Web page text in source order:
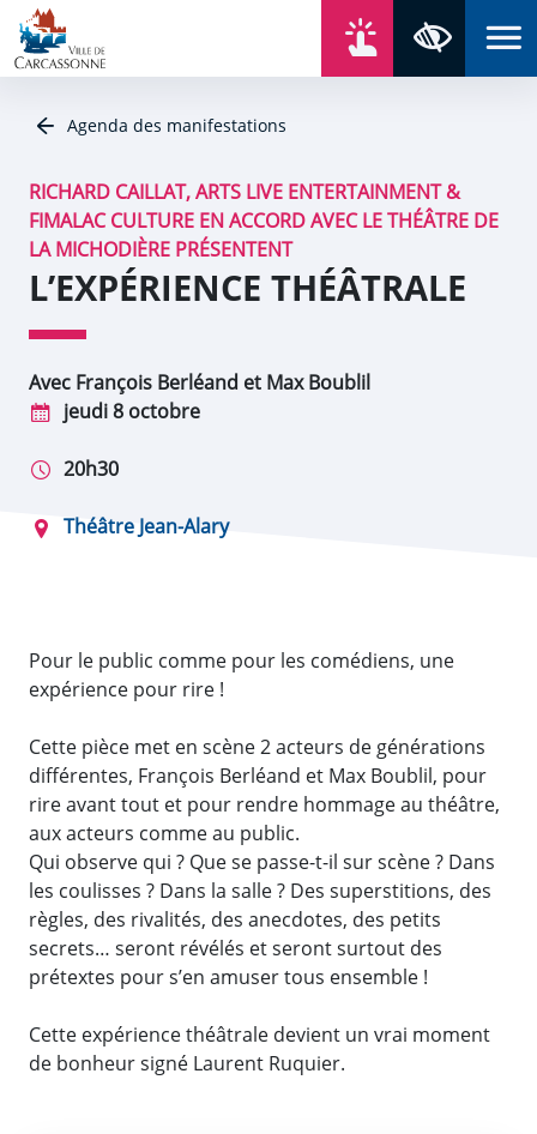
Aller au contenu
Aller au menu
Aller au plan du site
Aller à la recherche
Agenda des manifestations
RICHARD CAILLAT, ARTS LIVE ENTERTAINMENT &
FIMALAC CULTURE EN ACCORD AVEC LE THÉÂTRE DE
LA MICHODIÈRE PRÉSENTENT
L’EXPÉRIENCE THÉÂTRALE
Avec François Berléand et Max Boublil
jeudi 8 octobre
20h30
Théâtre Jean-Alary
Pour le public comme pour les comédiens, une
expérience pour rire !
Cette pièce met en scène 2 acteurs de générations
différentes, François Berléand et Max Boublil, pour
rire avant tout et pour rendre hommage au théâtre,
aux acteurs comme au public.
Qui observe qui ? Que se passe-t-il sur scène ? Dans
les coulisses ? Dans la salle ? Des superstitions, des
règles, des rivalités, des anecdotes, des petits
secrets… seront révélés et seront surtout des
prétextes pour s’en amuser tous ensemble !
Cette expérience théâtrale devient un vrai moment
de bonheur signé Laurent Ruquier.
Panneau de gestion des cookies